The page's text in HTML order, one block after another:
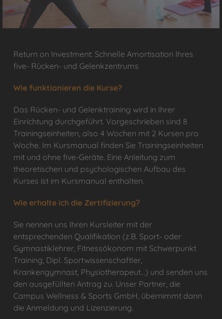
Return on Investment: Schnelle Amortisation Ihres
five- Rücken- und Gelenkzentrums
Wie funktionieren die Kurse?
Das Rücken- und Gelenktraining wird in Ihrer
Einrichtung durchgeführt. Vorgeschrieben sind 8
Trainingseinheiten, also 4 Wochen mit 2 Kursen pro
Woche. Im Kursmanual finden Sie Trainingseinheiten
mit und ohne five-Geräte. Eine Anleitung zum
theoretischen und psychologischen Aufbau des
Kurses ist im Kursmanual enthalten.
Wie erhalte ich die Zertifizierung?
Sie nennen uns Ihren Kursleiter mit der
entsprechenden Qualifikation (z.B. Sport- oder
Gymnastiklehrer, Fitnessökonom mit Schwerpunkt
Training, Dipl. Sportwissenschaftler,
Krankengymnast, Physiotherapeut…) und senden uns
den ausgefüllten Antrag zu. Unser Partner, die
Campus Wellness & Sports GmbH, übernimmt dann
die Anmeldung und Lizenzierung.